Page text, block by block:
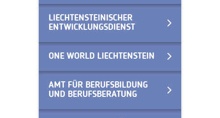
LIECHTENSTEINISCHER
ENTWICKLUNGSDIENST
ONE WORLD LIECHTENSTEIN
AMT FÜR BERUFSBILDUNG
UND BERUFSBERATUNG